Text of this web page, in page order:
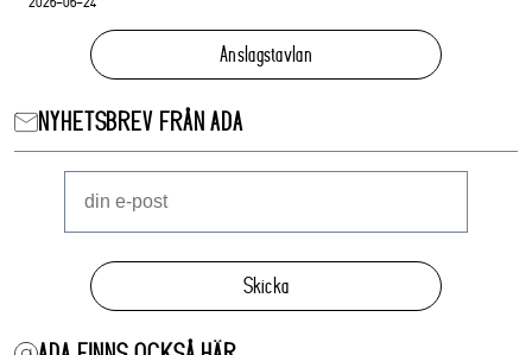
Anslagstavlan
NYHETSBREV FRÅN ADA
Skicka